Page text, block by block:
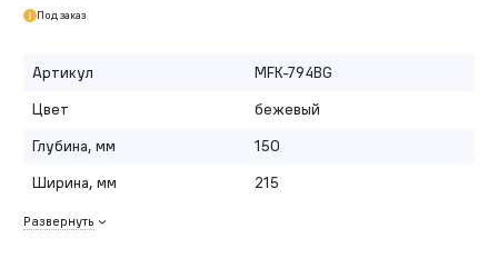
Под заказ
Артикул
MFK-794BG
Цвет
бежевый
Глубина, мм
150
Ширина, мм
215
Развернуть